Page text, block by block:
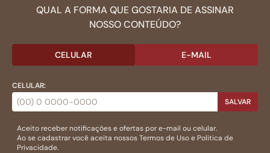
QUAL A FORMA QUE GOSTARIA DE ASSINAR
NOSSO CONTEÚDO?
CELULAR E-MAIL
CELULAR:
SALVAR
Aceito receber notificações e ofertas por e-mail ou celular.
Ao se cadastrar você aceita nossosTermos de Usoe Politica de
Privacidade.